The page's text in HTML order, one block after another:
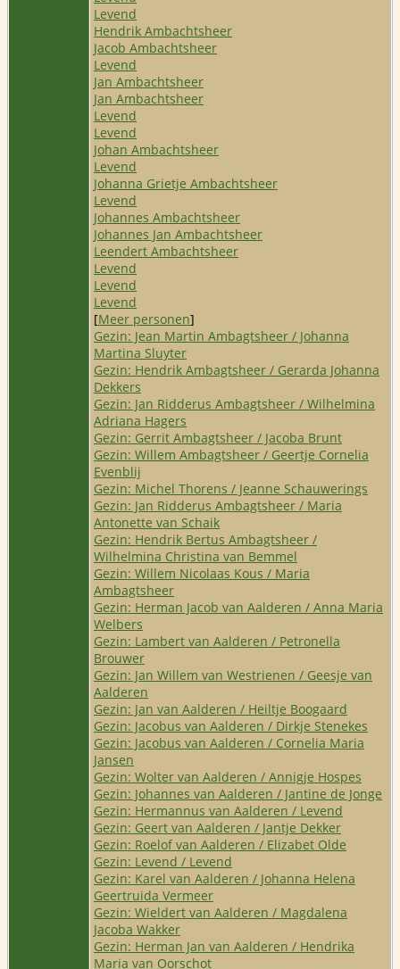
Levend
Hendrik Ambachtsheer
Jacob Ambachtsheer
Levend
Jan Ambachtsheer
Jan Ambachtsheer
Levend
Levend
Johan Ambachtsheer
Levend
Johanna Grietje Ambachtsheer
Levend
Johannes Ambachtsheer
Johannes Jan Ambachtsheer
Leendert Ambachtsheer
Levend
Levend
Levend
[Meer personen]
Gezin: Jean Martin Ambagtsheer / Johanna
Martina Sluyter
Gezin: Hendrik Ambagtsheer / Gerarda Johanna
Dekkers
Gezin: Jan Ridderus Ambagtsheer / Wilhelmina
Adriana Hagers
Gezin: Gerrit Ambagtsheer / Jacoba Brunt
Gezin: Willem Ambagtsheer / Geertje Cornelia
Evenblij
Gezin: Michel Thorens / Jeanne Schauwerings
Gezin: Jan Ridderus Ambagtsheer / Maria
Antonette van Schaik
Gezin: Hendrik Bertus Ambagtsheer /
Wilhelmina Christina van Bemmel
Gezin: Willem Nicolaas Kous / Maria
Ambagtsheer
Gezin: Herman Jacob van Aalderen / Anna Maria
Welbers
Gezin: Lambert van Aalderen / Petronella
Brouwer
Gezin: Jan Willem van Westrienen / Geesje van
Aalderen
Gezin: Jan van Aalderen / Heiltje Boogaard
Gezin: Jacobus van Aalderen / Dirkje Stenekes
Gezin: Jacobus van Aalderen / Cornelia Maria
Jansen
Gezin: Wolter van Aalderen / Annigje Hospes
Gezin: Johannes van Aalderen / Jantine de Jonge
Gezin: Hermannus van Aalderen / Levend
Gezin: Geert van Aalderen / Jantje Dekker
Gezin: Roelof van Aalderen / Elizabet Olde
Gezin: Levend / Levend
Gezin: Karel van Aalderen / Johanna Helena
Geertruida Vermeer
Gezin: Wieldert van Aalderen / Magdalena
Jacoba Wakker
Gezin: Herman Jan van Aalderen / Hendrika
Maria van Oorschot